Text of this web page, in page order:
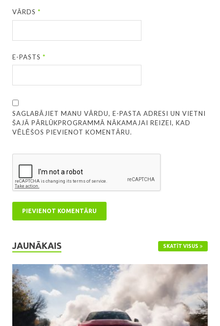
VĀRDS*
E-PASTS*
SAGLABĀJIET MANU VĀRDU, E-PASTA ADRESI UN VIETNI
ŠAJĀ PĀRLŪKPROGRAMMĀ NĀKAMAJAI REIZEI, KAD
VĒLĒŠOS PIEVIENOT KOMENTĀRU.
JAUNĀKAIS SKATĪT VISUS